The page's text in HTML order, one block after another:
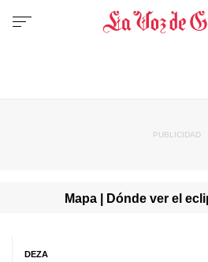
Mapa | Dónde ver el
DEZA